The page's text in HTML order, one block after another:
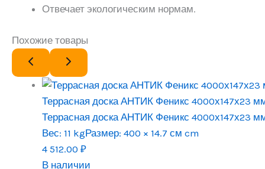
Отвечает экологическим нормам.
Похожие товары
Террасная доска АНТИК Феникс 4000х147х23
Террасная доска АНТИК Феникс 4000х147х23
Вес: 11 kgРазмер: 400 × 14.7 см cm
4 512.00 ₽
В наличии